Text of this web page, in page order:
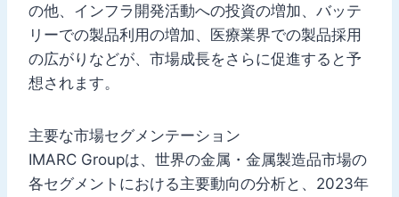
の他、インフラ開発活動への投資の増加、バッテ
リーでの製品利用の増加、医療業界での製品採用
の広がりなどが、市場成長をさらに促進すると予
想されます。
主要な市場セグメンテーション
IMARC Groupは、世界の金属・金属製造品市場の
各セグメントにおける主要動向の分析と、2023年